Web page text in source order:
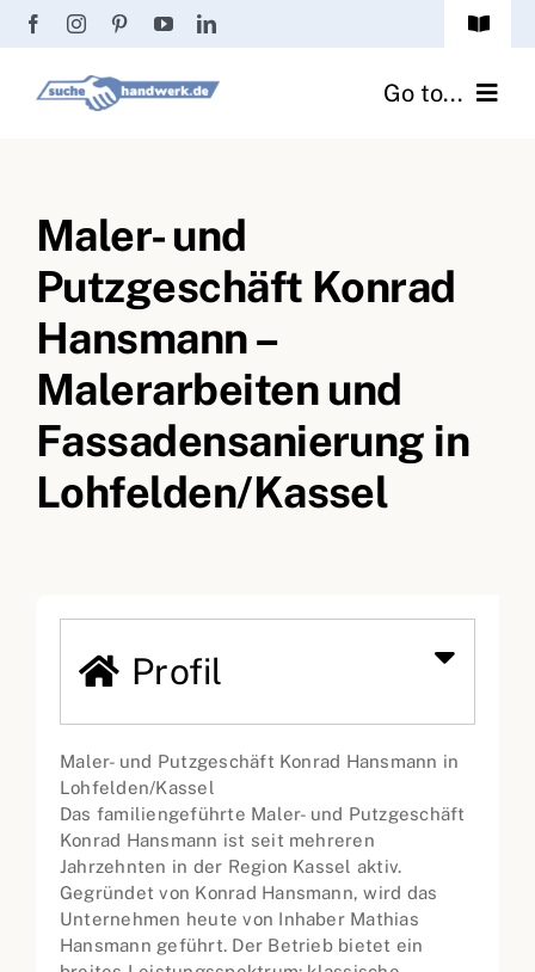
Zum
springen
Toggle
Passwort vergessen? Go to...
Fliesenrechner
Handwerker Ratgeber
Wir über uns
Maler- und
Putzgeschäft Konrad
Hansmann –
Malerarbeiten und
Fassadensanierung in
Lohfelden/Kassel
Profil
Maler- und Putzgeschäft Konrad Hansmann in
Lohfelden/Kassel
Das familiengeführte Maler- und Putzgeschäft
Konrad Hansmann ist seit mehreren
Jahrzehnten in der Region Kassel aktiv.
Gegründet von Konrad Hansmann, wird das
Unternehmen heute von Inhaber Mathias
Hansmann geführt. Der Betrieb bietet ein